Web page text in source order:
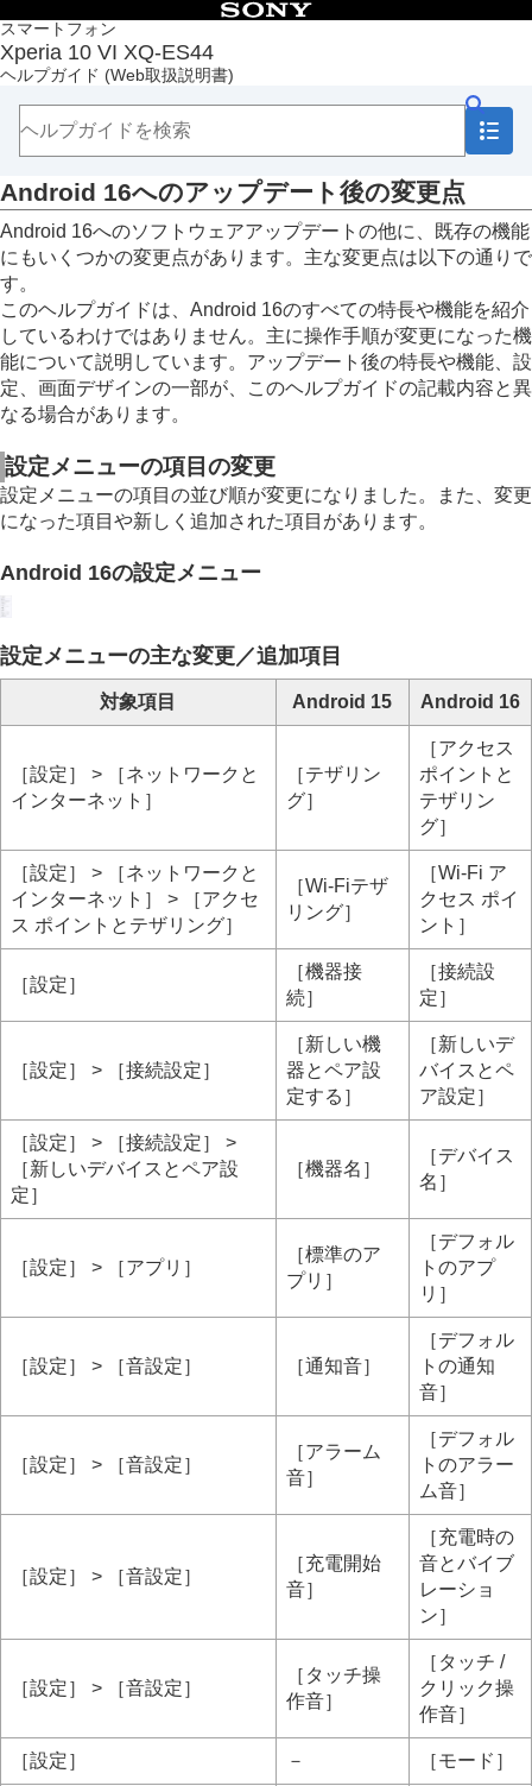
スマートフォン
Xperia 10 VI XQ-ES44
ヘルプガイド (Web取扱説明書)
目次
トップページ
ソフトウェアアップデートの概要
Android 15へのアップデート後の変更点
基本操作
カメラ
Video Creator
音楽
サポートアプリ
設定
メンテナンス
ネットワーク
機器接続
おサイフケータイ®
その他
Getting started
Android 16へのアップデート後の変更点
Android 16へのソフトウェアアップデートの他に、既存の機能
にもいくつかの変更点があります。主な変更点は以下の通りで
す。
このヘルプガイドは、Android 16のすべての特長や機能を紹介
しているわけではありません。主に操作手順が変更になった機
能について説明しています。アップデート後の特長や機能、設
定、画面デザインの一部が、このヘルプガイドの記載内容と異
なる場合があります。
設定メニューの項目の変更
設定メニューの項目の並び順が変更になりました。また、変更
になった項目や新しく追加された項目があります。
Android 16の設定メニュー
設定メニューの主な変更／追加項目
対象項目 Android 15 Android 16
［設定］ > ［ネットワークと
インターネット］
［テザリン
グ］
［アクセス
ポイントと
テザリン
グ］
［設定］ > ［ネットワークと
インターネット］ > ［アクセ
ス ポイントとテザリング］
［Wi-Fiテザ
リング］
［Wi-Fi ア
クセス ポイ
ント］
［設定］
［機器接
続］
［接続設
定］
［設定］ > ［接続設定］
［新しい機
器とペア設
定する］
［新しいデ
バイスとペ
ア設定］
［設定］ > ［接続設定］ >
［新しいデバイスとペア設
定］
［機器名］
［デバイス
名］
［設定］ > ［アプリ］
［標準のア
プリ］
［デフォル
トのアプ
リ］
［設定］ > ［音設定］ ［通知音］
［デフォル
トの通知
音］
［設定］ > ［音設定］
［アラーム
音］
［デフォル
トのアラー
ム音］
［設定］ > ［音設定］
［充電開始
音］
［充電時の
音とバイブ
レーショ
ン］
［設定］ > ［音設定］
［タッチ操
作音］
［タッチ /
クリック操
作音］
［設定］ － ［モード］